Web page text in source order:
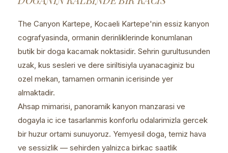
The Canyon Kartepe, Kocaeli Kartepe'nin essiz kanyon
cografyasinda, ormanin derinliklerinde konumlanan
butik bir doga kacamak noktasidir. Sehrin gurultusunden
uzak, kus sesleri ve dere siriltisiyla uyanacaginiz bu
ozel mekan, tamamen ormanin icerisinde yer
almaktadir.
Ahsap mimarisi, panoramik kanyon manzarasi ve
dogayla ic ice tasarlanmis konforlu odalarimizla gercek
bir huzur ortami sunuyoruz. Yemyesil doga, temiz hava
ve sessizlik — sehirden yalnizca birkac saatlik